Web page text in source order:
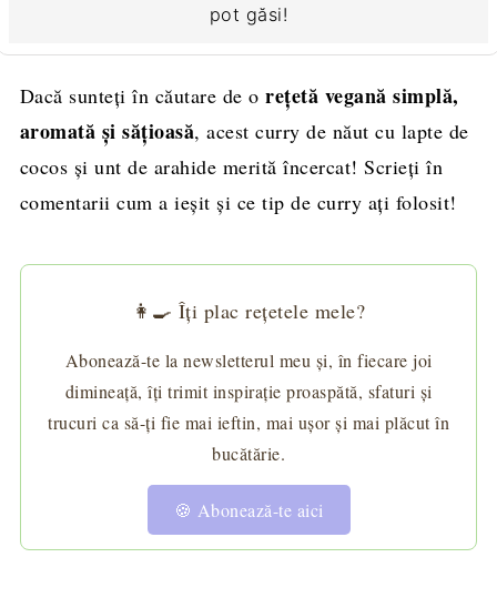
pot găsi!
Dacă sunteți în căutare de orețetă vegană simplă,
aromată și sățioasă, acest curry de năut cu lapte de
cocos și unt de arahide merită încercat! Scrieți în
comentarii cum a ieșit și ce tip de curry ați folosit!
👩‍🍳 Îți plac rețetele mele?
Abonează-te la newsletterul meu și, în fiecare joi
dimineață, îți trimit inspirație proaspătă, sfaturi și
trucuri ca să-ți fie mai ieftin, mai ușor și mai plăcut în
bucătărie.
🍪 Abonează-te aici